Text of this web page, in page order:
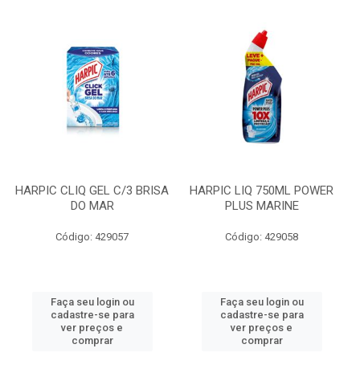
HARPIC CLIQ GEL C/3 BRISA
DO MAR
Código: 429057
Faça seu login ou
cadastre-se para
ver preços e
comprar
HARPIC LIQ 750ML POWER
PLUS MARINE
Código: 429058
Faça seu login ou
cadastre-se para
ver preços e
comprar